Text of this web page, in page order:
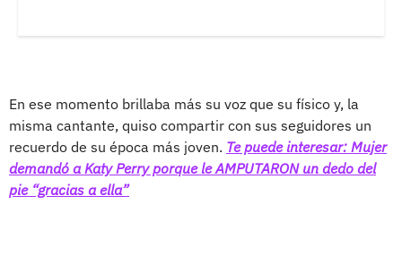
En ese momento brillaba más su voz que su físico y, la
misma cantante, quiso compartir con sus seguidores un
recuerdo de su época más joven. Te puede interesar: Mujer
demandó a Katy Perry porque le AMPUTARON un dedo del
pie “gracias a ella”